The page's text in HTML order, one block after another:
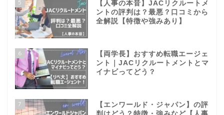
5
【人事の本音】JACリクルートメ
ントの評判は？最悪？口コミから
全解説【特徴や強みあり】
6
【両学長】おすすめ転職エージェ
ント｜JACリクルートメントとマ
イナビってどう？
7
【エンワールド・ジャパン】の評